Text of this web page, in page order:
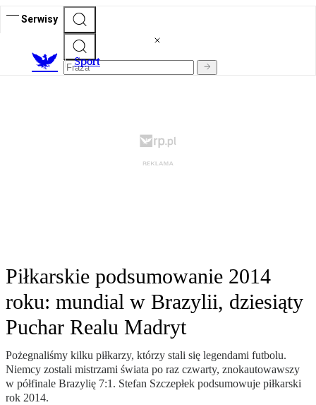
Serwisy
Sport
Piłkarskie podsumowanie 2014
roku: mundial w Brazylii, dziesiąty
Puchar Realu Madryt
Pożegnaliśmy kilku piłkarzy, którzy stali się legendami futbolu.
Niemcy zostali mistrzami świata po raz czwarty, znokautowawszy
w półfinale Brazylię 7:1. Stefan Szczepłek podsumowuje piłkarski
rok 2014.